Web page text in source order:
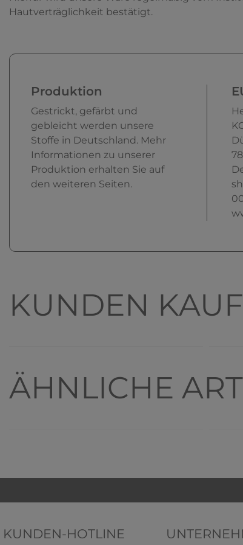
Hautverträglichkeit bestätigt.
Produktion
Gestrickt, gefärbt und
gebleicht werden unsere
Stoffe in Deutschland. Mehr
Informationen zu unserer
Produktion erhalten Sie auf
den weiteren Seiten.
KUNDEN
ÄHNLICHE
KUNDEN-HOTLINE